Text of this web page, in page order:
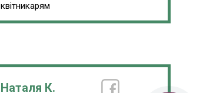
квітникарям
Наталя К.